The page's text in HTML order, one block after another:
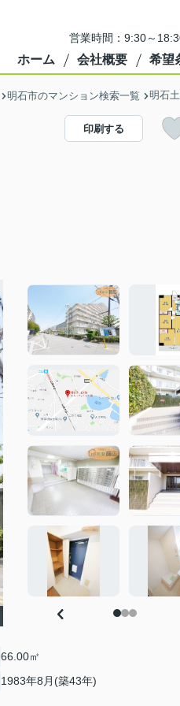
営業時間：9:30～
ホーム 会社概要 希望
明石市のマンション検索一覧 明石
印刷する
66.00㎡
1983年8月(築43年)